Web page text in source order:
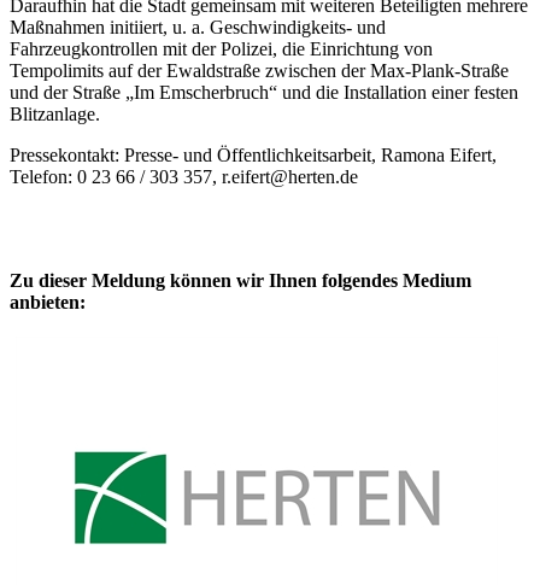
Daraufhin hat die Stadt gemeinsam mit weiteren Beteiligten mehrere
Maßnahmen initiiert, u. a. Geschwindigkeits- und
Fahrzeugkontrollen mit der Polizei, die Einrichtung von
Tempolimits auf der Ewaldstraße zwischen der Max-Plank-Straße
und der Straße „Im Emscherbruch“ und die Installation einer festen
Blitzanlage.
Pressekontakt: Presse- und Öffentlichkeitsarbeit, Ramona Eifert,
Telefon: 0 23 66 / 303 357, r.eifert@herten.de
Zu dieser Meldung können wir Ihnen folgendes Medium
anbieten: